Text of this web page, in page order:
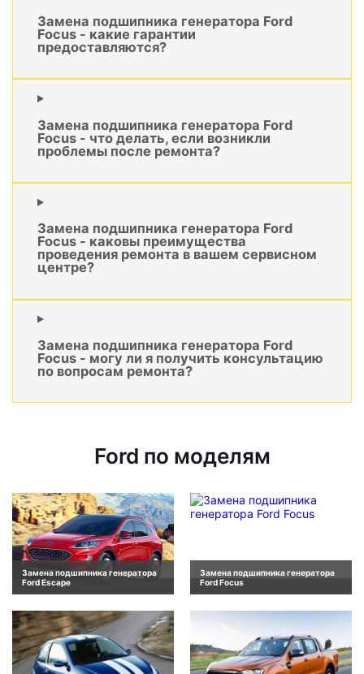
Замена подшипника генератора Ford
Focus - какие гарантии
предоставляются?
Замена подшипника генератора Ford
Focus - что делать, если возникли
проблемы после ремонта?
Замена подшипника генератора Ford
Focus - каковы преимущества
проведения ремонта в вашем сервисном
центре?
Замена подшипника генератора Ford
Focus - могу ли я получить консультацию
по вопросам ремонта?
Ford по моделям
Замена подшипника генератора
Ford Escape
Замена подшипника генератора
Ford Focus